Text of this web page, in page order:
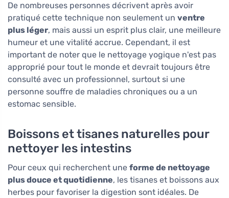
De nombreuses personnes décrivent après avoir
pratiqué cette technique non seulement un ventre
plus léger, mais aussi un esprit plus clair, une meilleure
humeur et une vitalité accrue. Cependant, il est
important de noter que le nettoyage yogique n'est pas
approprié pour tout le monde et devrait toujours être
consulté avec un professionnel, surtout si une
personne souffre de maladies chroniques ou a un
estomac sensible.
Boissons et tisanes naturelles pour
nettoyer les intestins
Pour ceux qui recherchent une forme de nettoyage
plus douce et quotidienne, les tisanes et boissons aux
herbes pour favoriser la digestion sont idéales. De